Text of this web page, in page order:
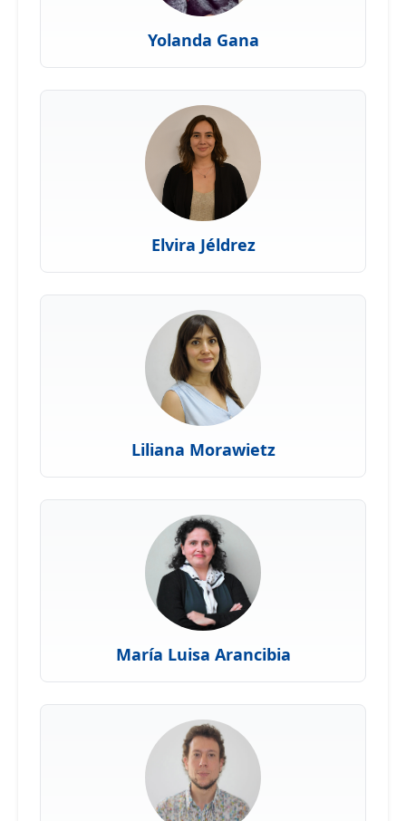
Yolanda Gana
Elvira Jéldrez
Liliana Morawietz
María Luisa Arancibia